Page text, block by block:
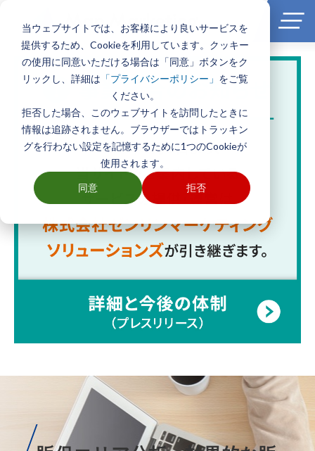
当ウェブサイトでは、お客様により良いサービスを
提供するため、Cookieを利用しています。クッキー
の使用に同意いただける場合は「同意」ボタンをク
リックし、詳細は 「プライバシーポリシー」 をご覧
ください。
拒否した場合、このウェブサイトを訪問したときに
情報は追跡されません。ブラウザーではトラッキン
グを行わない設定を記憶するために1つのCookieが
使用されます。
同意 拒否